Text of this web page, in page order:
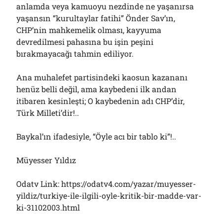
anlamda veya kamuoyu nezdinde ne yaşanırsa
yaşansın “kurultaylar fatihi” Önder Sav’ın,
CHP’nin mahkemelik olması, kayyuma
devredilmesi pahasına bu işin peşini
bırakmayacağı tahmin ediliyor.
Ana muhalefet partisindeki kaosun kazananı
henüz belli değil, ama kaybedeni ilk andan
itibaren kesinleşti; O kaybedenin adı CHP’dir,
Türk Milleti’dir!..
Baykal’ın ifadesiyle, “Öyle acı bir tablo ki”!..
Müyesser Yıldız
Odatv Link: https://odatv4.com/yazar/muyesser-
yildiz/turkiye-ile-ilgili-oyle-kritik-bir-madde-var-
ki-31102003.html